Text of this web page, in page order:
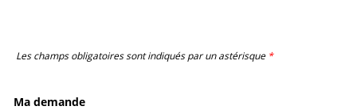
Les champs obligatoires sont indiqués par un astérisque *
Ma demande